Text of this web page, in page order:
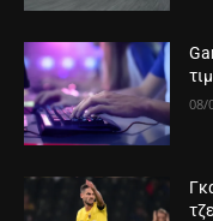
08/